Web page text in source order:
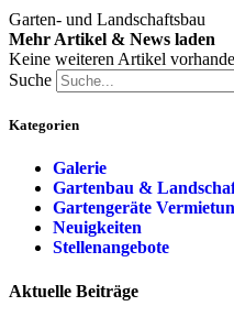
Garten- und Landschaftsbau
Mehr Artikel & News laden
Keine weiteren Artikel
Suche
Kategorien
Galerie
Gartenbau &
Gartengeräte
Neuigkeiten
Stellenangebote
Aktuelle Beiträge